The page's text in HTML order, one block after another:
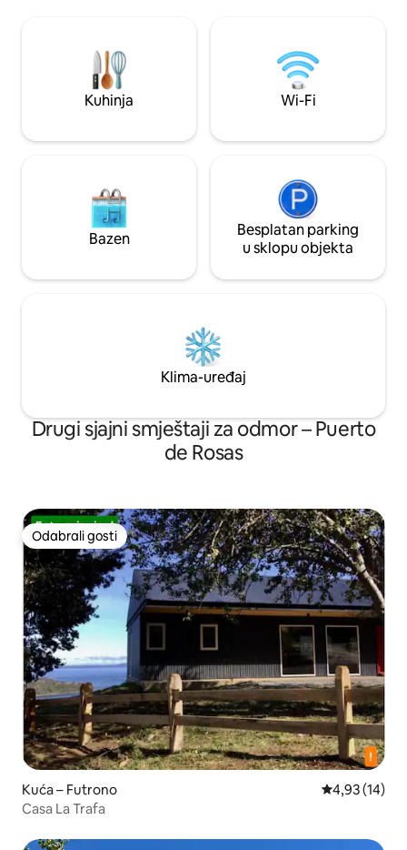
perilica/sušilica Dobrodošli su kućni
planine u kojoj
grijalice na drva
tvom boravku.
Kuhinja Wi-Fi
Bazen
Besplatan parking
u sklopu objekta
Klima-uređaj
Drugi sjajni smještaji za odmor – Puerto
de Rosas
Odabrali gosti
Odabrali gosti
Kuća – Futrono Prosječna
4,93 (14)
Casa La Trafa